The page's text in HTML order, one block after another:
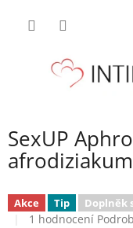
SexUP
Akce Tip Doplněk
Průměrné
1 hodnocení